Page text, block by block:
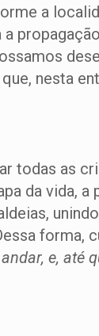
a
nesta
todas as
da vida, a
forma,
e, até